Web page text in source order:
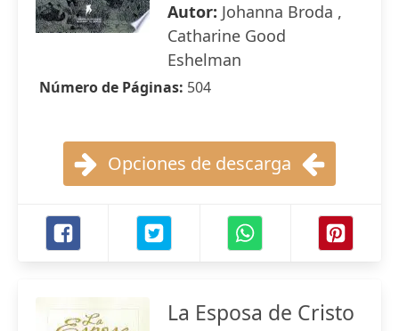
Autor: Johanna Broda ,
Catharine Good
Eshelman
Número de Páginas: 504
Opciones de descarga
La Esposa de Cristo